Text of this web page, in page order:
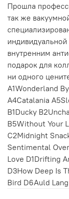
Прошла
так же
индивидуальной
внутренним
подарок для
ни одного
A1Wonderland
A4Catalania
B1Ducky
B5Without Your
C2Midnight
Sentimental
Love D1Drifting
D3How Deep Is
Bird D6Auld